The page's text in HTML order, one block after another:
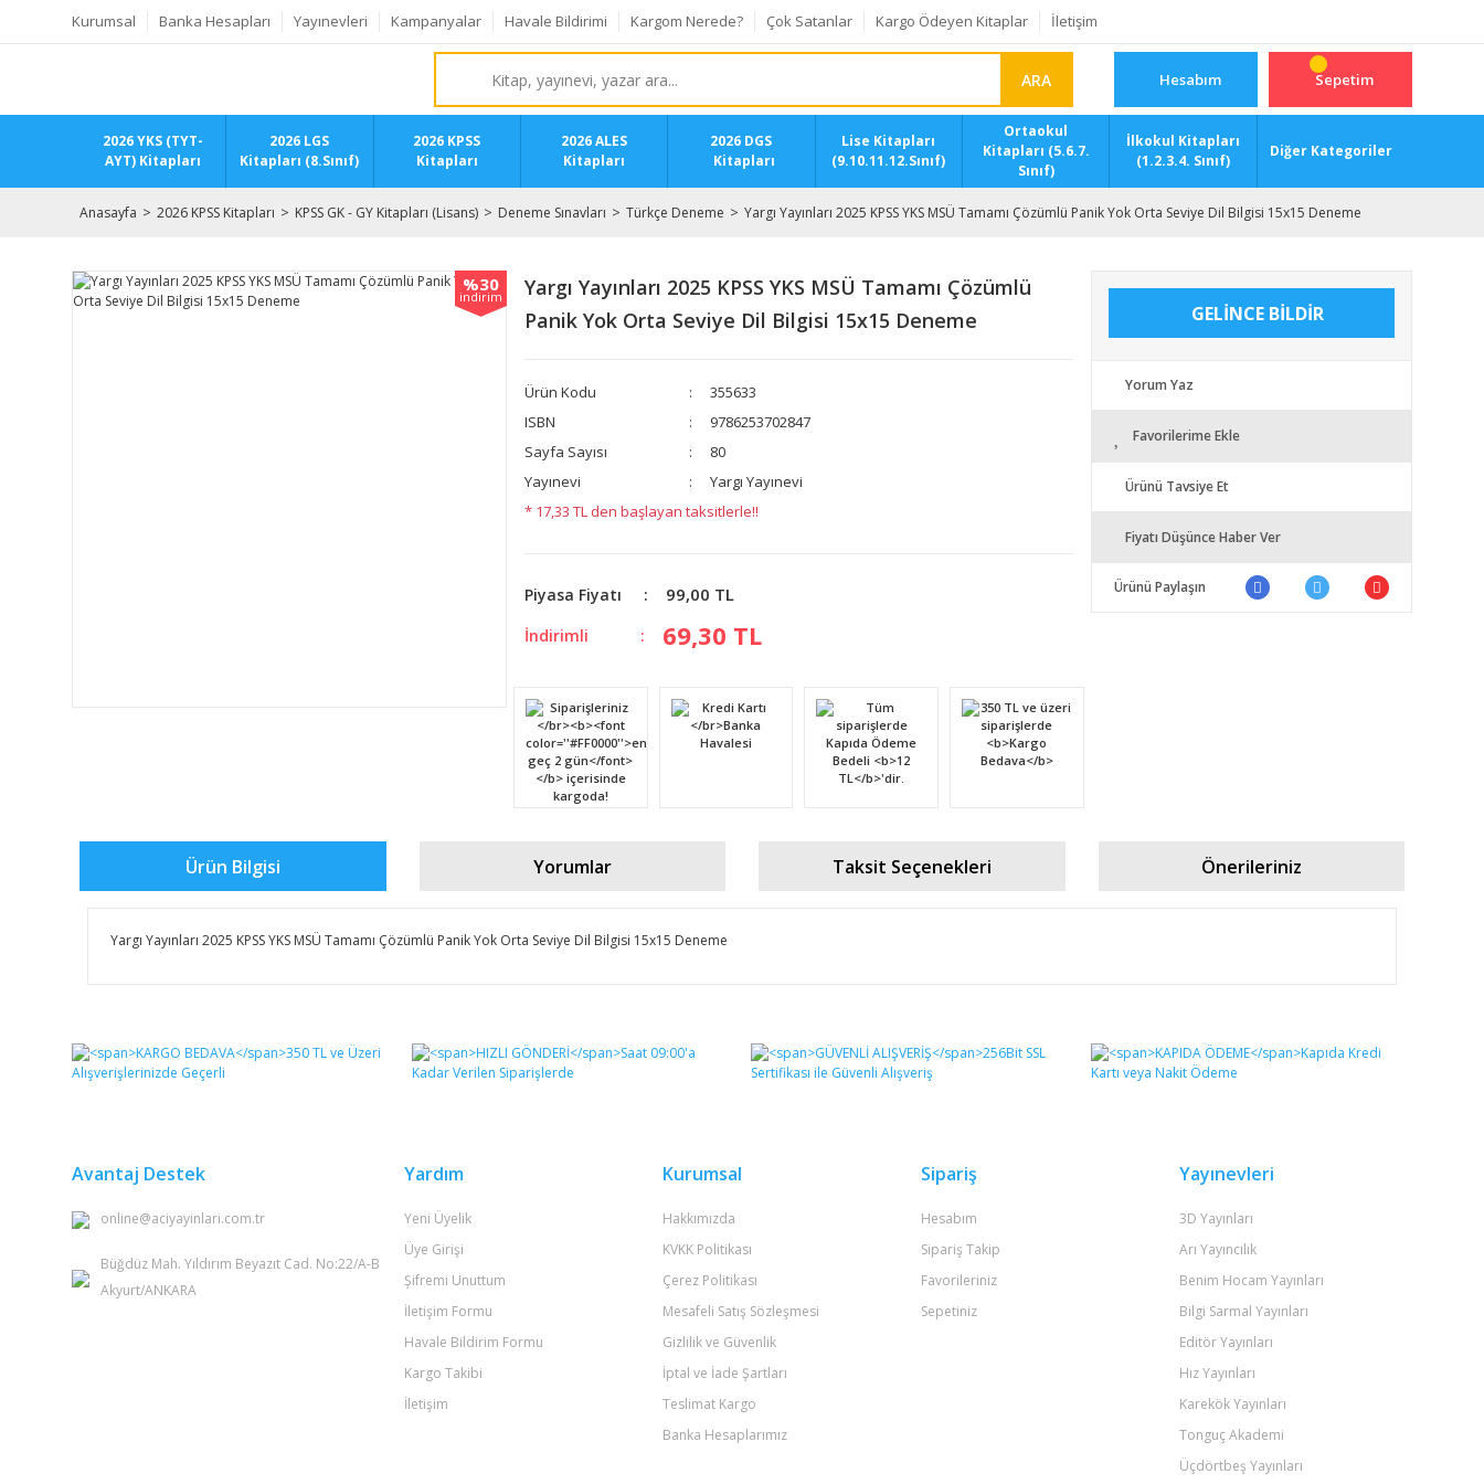
Kurumsal Banka Hesapları Yayınevleri Kampanyalar Havale Bildirimi Kargom Nerede? Çok Satanlar Kargo Ödeyen Kitaplar İletişim
ARA Hesabım Sepetim
2026 YKS (TYT-
AYT) Kitapları
2026 LGS
Kitapları (8.Sınıf)
2026 KPSS
Kitapları
2026 ALES
Kitapları
2026 DGS
Kitapları
Lise Kitapları
(9.10.11.12.Sınıf)
Ortaokul
Kitapları (5.6.7.
Sınıf)
İlkokul Kitapları
(1.2.3.4. Sınıf)
Diğer Kategoriler
Anasayfa 2026 KPSS Kitapları KPSS GK - GY Kitapları (Lisans) Deneme Sınavları Türkçe Deneme Yargı Yayınları 2025 KPSS YKS MSÜ Tamamı Çözümlü Panik Yok Orta Seviye Dil Bilgisi 15x15 Deneme
%30
indirim
Yargı Yayınları 2025 KPSS YKS MSÜ Tamamı Çözümlü
Panik Yok Orta Seviye Dil Bilgisi 15x15 Deneme
Ürün Kodu
355633
ISBN
9786253702847
Sayfa Sayısı
80
Yayınevi
Yargı Yayınevi
* 17,33 TL den başlayan taksitlerle!!
Piyasa Fiyatı 99,00 TL
İndirimli 69,30 TL
GELİNCE BİLDİR
Yorum Yaz
Favorilerime Ekle
Ürünü Tavsiye Et
Fiyatı Düşünce Haber Ver
Ürünü Paylaşın
Ürün Bilgisi Yorumlar Taksit Seçenekleri Önerileriniz
Yargı Yayınları 2025 KPSS YKS MSÜ Tamamı Çözümlü Panik Yok Orta Seviye Dil Bilgisi 15x15 Deneme
Bu ürüne ilk yorumu siz yapın!
Görüş ve önerileriniz için teşekkür ederiz.
Bu ürüne benzer farklı alternatifler olmalı.
Gönder
Avantaj Destek
online@aciyayinlari.com.tr
Büğdüz Mah. Yıldırım Beyazıt Cad. No:22/A-B
Akyurt/ANKARA
Yardım
Yeni Üyelik
Üye Girişi
Şifremi Unuttum
İletişim Formu
Havale Bildirim Formu
Kargo Takibi
İletişim
Kurumsal
Hakkımızda
KVKK Politikası
Çerez Politikası
Mesafeli Satış Sözleşmesi
Gizlilik ve Güvenlik
İptal ve İade Şartları
Teslimat Kargo
Banka Hesaplarımız
Sipariş
Hesabım
Sipariş Takip
Favorileriniz
Sepetiniz
Yayınevleri
3D Yayınları
Arı Yayıncılık
Benim Hocam Yayınları
Bilgi Sarmal Yayınları
Editör Yayınları
Hız Yayınları
Karekök Yayınları
Tonguç Akademi
Üçdörtbeş Yayınları